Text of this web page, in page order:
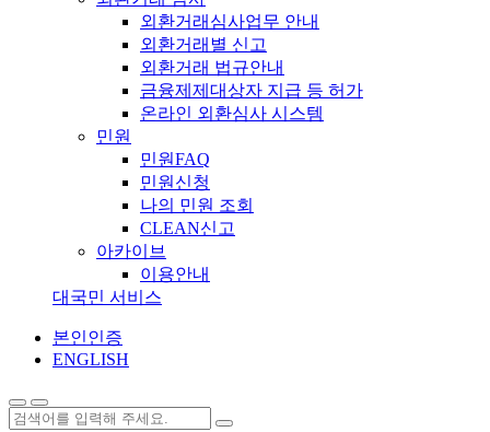
외환거래심사업무 안내
외환거래별 신고
외환거래 법규안내
금융제제대상자 지급 등 허가
온라인 외환심사 시스템
민원
민원FAQ
민원신청
나의 민원 조회
CLEAN신고
아카이브
이용안내
대국민 서비스
본인인증
ENGLISH